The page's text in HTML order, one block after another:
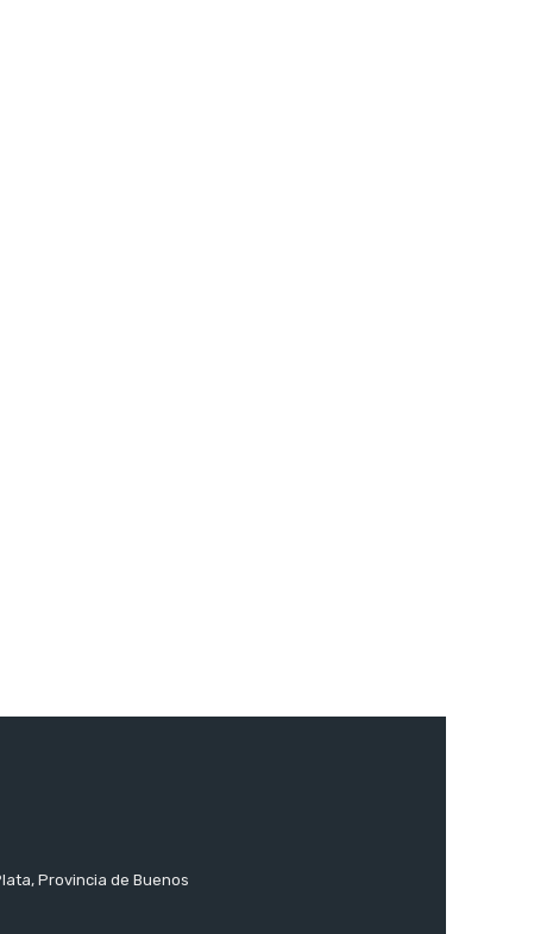
Provincia de Buenos